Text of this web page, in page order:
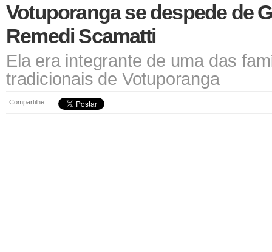
Votuporanga se despede de
Remedi Scamatti
Ela era integrante de uma das
tradicionais de Votuporanga
Compartilhe: